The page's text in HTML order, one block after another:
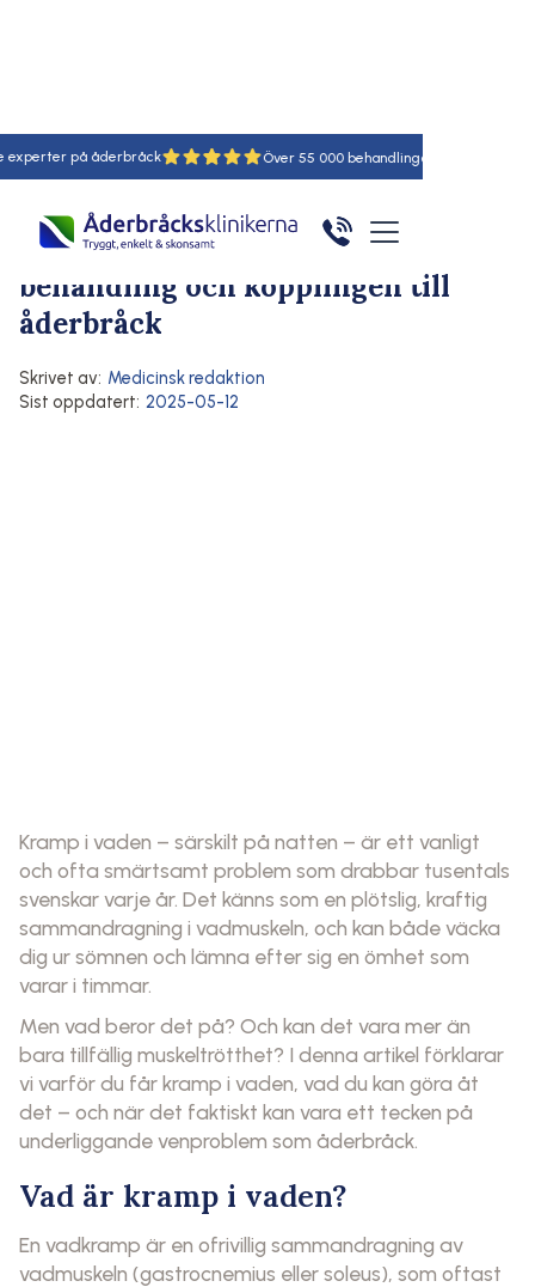
på åderbråck 55
18
Hem/Artiklar/Här
Blodcirkulation och venhälsa Symtom på åderbråck
Kramp i vaden: Orsaker,
behandling och kopplingen till
åderbråck
Skrivet av: Medicinsk redaktion
Sist oppdatert: 2025-05-12
Kramp i vaden – särskilt på natten – är ett vanligt
och ofta smärtsamt problem som drabbar tusentals
svenskar varje år. Det känns som en plötslig, kraftig
sammandragning i vadmuskeln, och kan både väcka
dig ur sömnen och lämna efter sig en ömhet som
varar i timmar.
Men vad beror det på? Och kan det vara mer än
bara tillfällig muskeltrötthet? I denna artikel förklarar
vi varför du får kramp i vaden, vad du kan göra åt
det – och när det faktiskt kan vara ett tecken på
underliggande venproblem som åderbråck.
Vad är kramp i vaden?
En vadkramp är en ofrivillig sammandragning av
vadmuskeln (gastrocnemius eller soleus), som oftast